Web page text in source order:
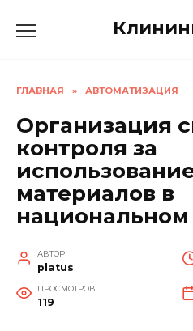
ГЛАВНАЯ » АВТОМАТИЗАЦИЯ
Организация
контроля за
материалов в
национальном
АВТОР
platus
ПРОСМОТРОВ
119